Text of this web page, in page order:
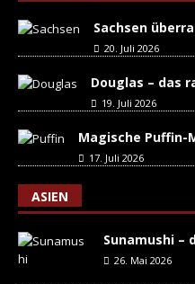
Sachsen
20. Juli 2026
Douglas – das
19. Juli 2026
Magische Puffin-
17. Juli 2026
ASIEN
Sunamushi –
26. Mai 2026